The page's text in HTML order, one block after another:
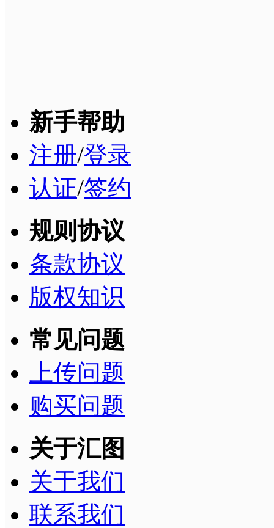
新手帮助
注册/登录
认证/签约
规则协议
条款协议
版权知识
常见问题
上传问题
购买问题
关于汇图
关于我们
联系我们